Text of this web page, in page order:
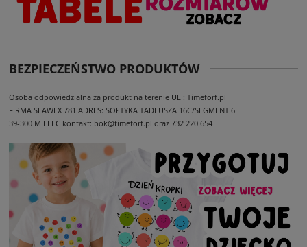
BEZPIECZEŃSTWO PRODUKTÓW
Osoba odpowiedzialna za produkt na terenie UE : Timeforf.pl
FIRMA SLAWEX 781 ADRES: SOŁTYKA TADEUSZA 16C/SEGMENT 6
39-300 MIELEC kontakt: bok@timeforf.pl oraz 732 220 654